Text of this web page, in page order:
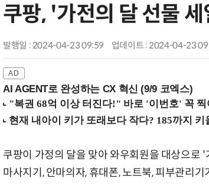
쿠팡, '가전의 달 선물
발행일 : 2024-04-23 09:59 업데이트 : 2024-04-23
AI AGENT로 완성하는 CX 혁신 (9/9 코엑스)
쿠팡이 가정의 달을 맞아 와우회원을 대상으로
마사지기, 안마의자, 휴대폰, 노트북, 피부관리